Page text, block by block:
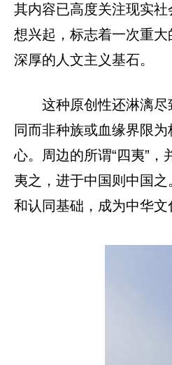
其内容已高度关注现实社
想兴起，标志着一次重
深厚的人文主义基石。
这种原创性还淋漓尽
同而非种族或血缘界限
心。周边的所谓“四夷”，
夷之，进于中国则中国
和认同基础，成为中华